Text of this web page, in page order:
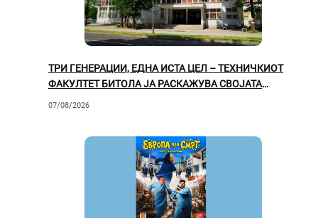
ТРИ ГЕНЕРАЦИИ, ЕДНА ИСТА ЦЕЛ – ТЕХНИЧКИОТ
ФАКУЛТЕТ БИТОЛА ЈА РАСКАЖУВА СВОЈАТА
07/08/2026